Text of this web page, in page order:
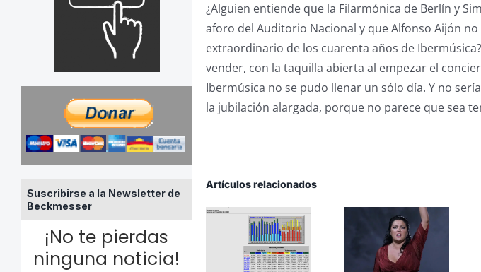
Suscribirse a la Newsletter de
Beckmesser
¡No te pierdas
ninguna noticia!
¿Alguien entiende que la Filarmónica de Berlín y
aforo del Auditorio Nacional y que Alfonso Aijón
extraordinario de los cuarenta años de
vender, con la taquilla abierta al empezar el
Ibermúsica no se pudo llenar un sólo día. Y no
la jubilación alargada, porque no parece que sea
Artículos relacionados